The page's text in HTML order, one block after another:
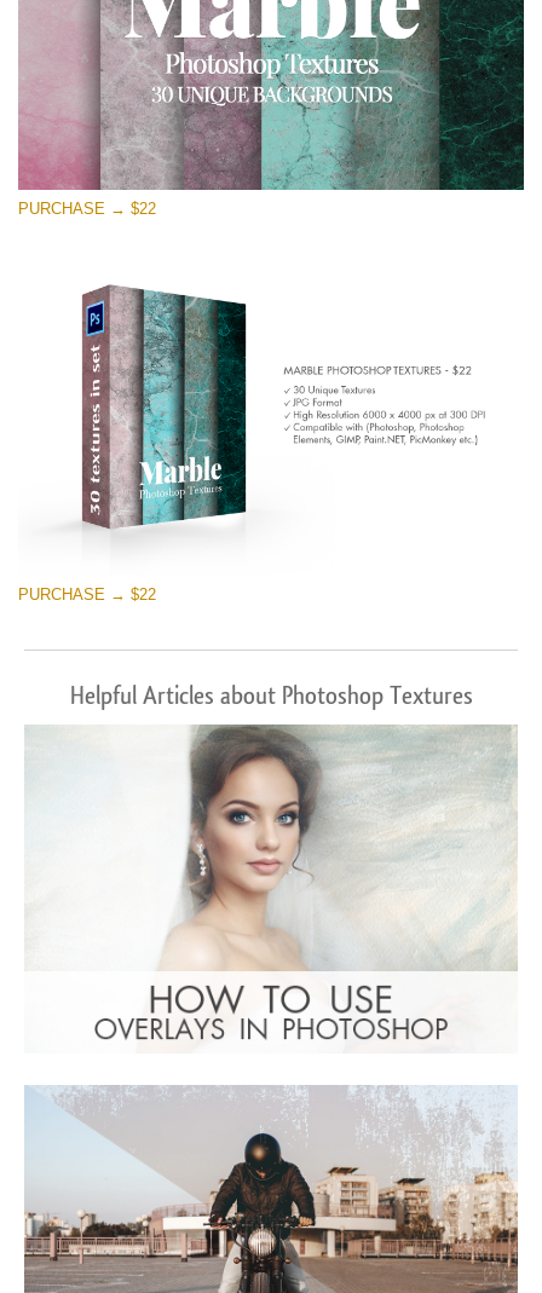
Large 6000*4000px
Entire Collection
(1783 Overlays)
Large 6000*4000px
Free download
PURCHASE → $22
PURCHASE → $22
Helpful Articles about Photoshop Textures